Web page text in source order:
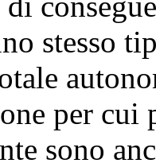
stesso
per
sono